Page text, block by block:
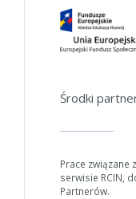
W zależności od ilości
Środki
Prace
serwisie RCIN,
Partnerów.